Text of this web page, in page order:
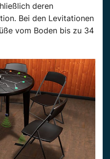
deren
Bei den Levitationen
vom Boden bis zu 34